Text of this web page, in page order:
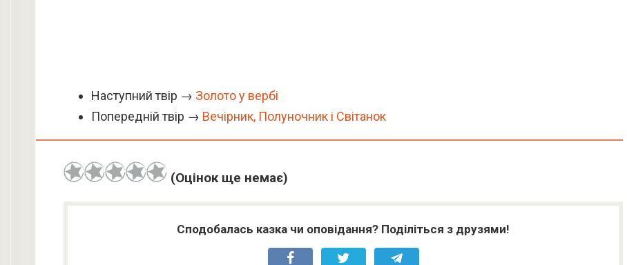
Наступний твір → Золото у вербі
Попередній твір → Вечірник, Полуночник і Світанок
(Оцінок ще немає)
Сподобалась казка чи оповідання? Поділіться з друзями!